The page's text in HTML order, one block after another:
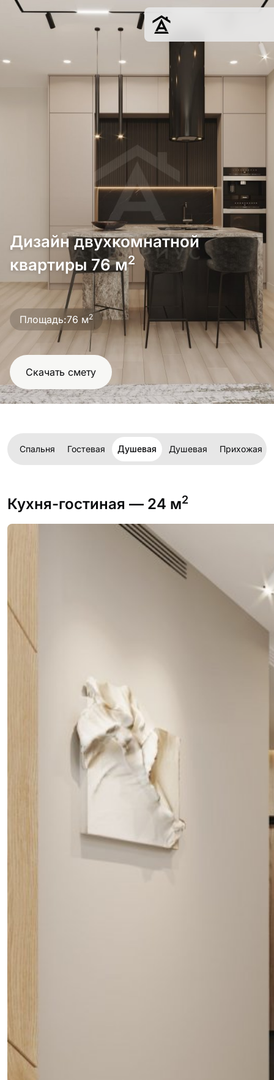
Дизайн
Ремонт
Наши работы
О нас
Контакты
г. Москва
8 (495) 109-
22-59
Обсудить
проект
Дизайн двухкомнатной
квартиры 76 м2
Площадь:76 м2
Скачать смету
Спальня Гостевая Душевая Душевая Прихожая
Кухня-гостиная — 24 м2